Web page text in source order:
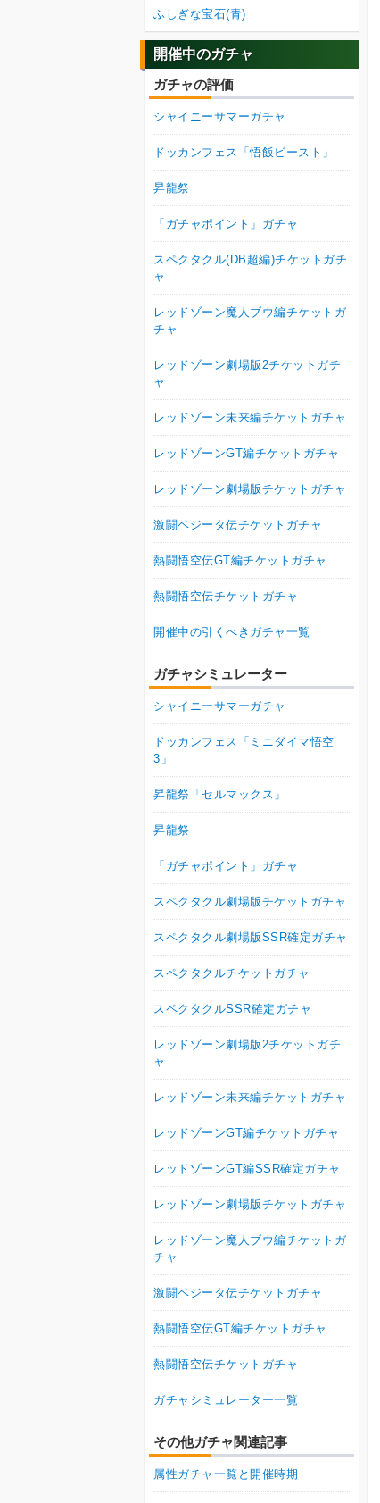
ふしぎな宝石(青)
開催中のガチャ
ガチャの評価
シャイニーサマーガチャ
ドッカンフェス「悟飯ビースト」
昇龍祭
「ガチャポイント」ガチャ
スペクタクル(DB超編)チケットガチ
ャ
レッドゾーン魔人ブウ編チケットガ
チャ
レッドゾーン劇場版2チケットガチ
ャ
レッドゾーン未来編チケットガチャ
レッドゾーンGT編チケットガチャ
レッドゾーン劇場版チケットガチャ
激闘ベジータ伝チケットガチャ
熱闘悟空伝GT編チケットガチャ
熱闘悟空伝チケットガチャ
開催中の引くべきガチャ一覧
ガチャシミュレーター
シャイニーサマーガチャ
ドッカンフェス「ミニダイマ悟空
3」
昇龍祭「セルマックス」
昇龍祭
「ガチャポイント」ガチャ
スペクタクル劇場版チケットガチャ
スペクタクル劇場版SSR確定ガチャ
スペクタクルチケットガチャ
スペクタクルSSR確定ガチャ
レッドゾーン劇場版2チケットガチ
ャ
レッドゾーン未来編チケットガチャ
レッドゾーンGT編チケットガチャ
レッドゾーンGT編SSR確定ガチャ
レッドゾーン劇場版チケットガチャ
レッドゾーン魔人ブウ編チケットガ
チャ
激闘ベジータ伝チケットガチャ
熱闘悟空伝GT編チケットガチャ
熱闘悟空伝チケットガチャ
ガチャシミュレーター一覧
その他ガチャ関連記事
属性ガチャ一覧と開催時期